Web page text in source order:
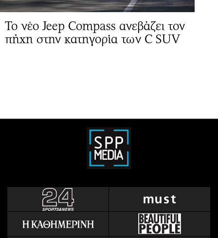
Το νέο Jeep Compass ανεβάζει τον
πήχη στην κατηγορία των C SUV